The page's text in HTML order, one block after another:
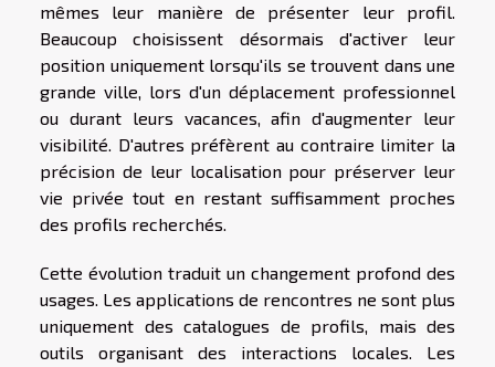
mêmes leur manière de présenter leur profil.
Beaucoup choisissent désormais d'activer leur
position uniquement lorsqu'ils se trouvent dans une
grande ville, lors d'un déplacement professionnel
ou durant leurs vacances, afin d'augmenter leur
visibilité. D'autres préfèrent au contraire limiter la
précision de leur localisation pour préserver leur
vie privée tout en restant suffisamment proches
des profils recherchés.
Cette évolution traduit un changement profond des
usages. Les applications de rencontres ne sont plus
uniquement des catalogues de profils, mais des
outils organisant des interactions locales. Les